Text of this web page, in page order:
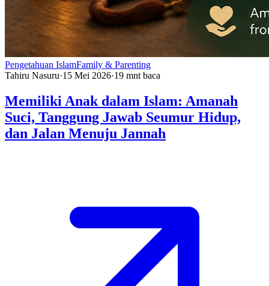
Pengetahuan IslamFamily & Parenting
Tahiru Nasuru·15 Mei 2026·19 mnt baca
Memiliki Anak dalam Islam: Amanah
Suci, Tanggung Jawab Seumur Hidup,
dan Jalan Menuju Jannah